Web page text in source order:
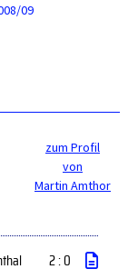
09
zum Profil
von
Martin Amthor
2 : 0